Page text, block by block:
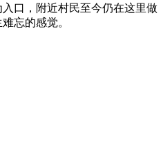
口，附近村民至今仍在这里做
忘的感觉。